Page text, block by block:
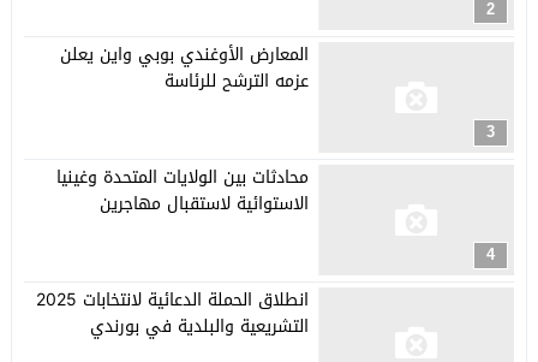
2
3
المعارض الأوغندي بوبي واين يعلن
عزمه الترشح للرئاسة
4
محادثات بين الولايات المتحدة وغينيا
الاستوائية لاستقبال مهاجرين
انطلاق الحملة الدعائية لانتخابات 2025
التشريعية والبلدية في بورندي